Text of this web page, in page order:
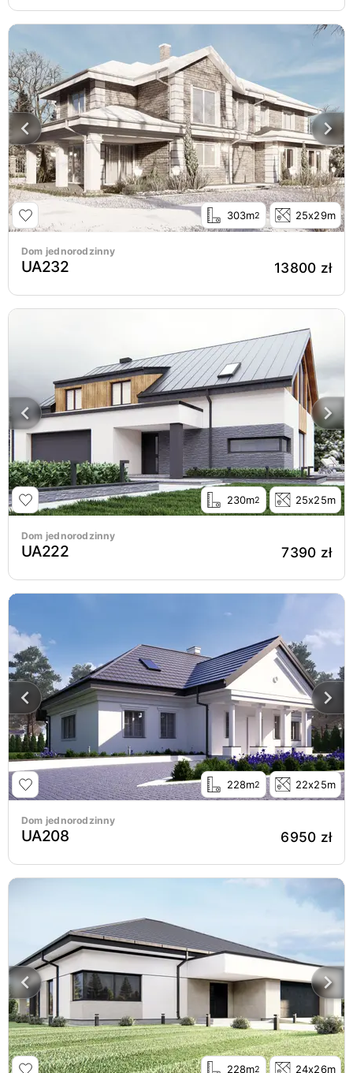
303m2 25x29m
Dom jednorodzinny
UA232 13800 zł
230m2 25x25m
Dom jednorodzinny
UA222 7390 zł
228m2 22x25m
Dom jednorodzinny
UA208 6950 zł
228m2 24x26m